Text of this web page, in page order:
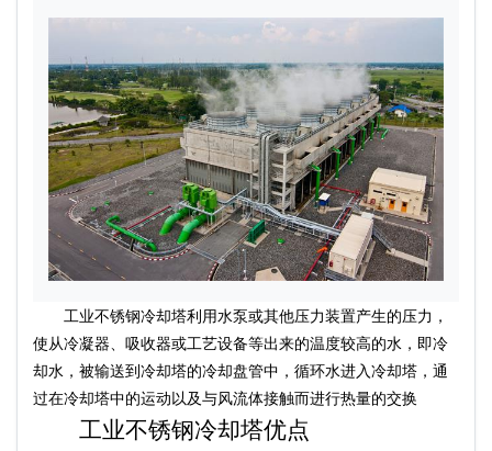
工业不锈钢冷却塔利用水泵或其他压力装置产生的压力，
使从冷凝器、吸收器或工艺设备等出来的温度较高的水，即冷
却水，被输送到冷却塔的冷却盘管中，循环水进入冷却塔，通
过在冷却塔中的运动以及与风流体接触而进行热量的交换
工业不锈钢冷却塔优点